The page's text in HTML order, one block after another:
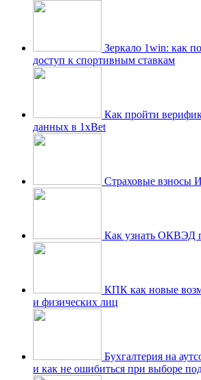
Зеркало 1win: как
доступ к спортивным ставкам
Как пройти
данных в 1xBet
Страховые взносы
Как узнать
КПК как новые
и физических лиц
Бухгалтерия на
и как не ошибиться при выборе